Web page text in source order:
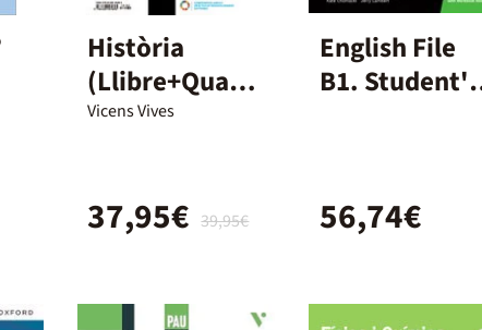
Història
(Llibre+Quade
rn+Digital)
Vicens Vives
39,95€
37,95€
English File
B1. Student's
Key Pack)
56,74€